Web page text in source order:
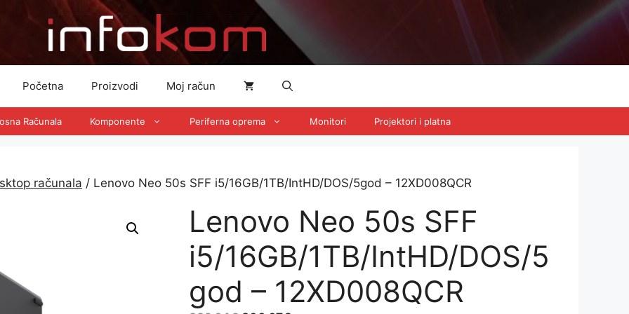
Početna Proizvodi Moj račun
Računala Komponente Periferna oprema Monitori Projektori i platna
računala / Lenovo Neo 50s SFF i5/16GB/1TB/IntHD/DOS/5god – 12XD008QCR
Lenovo Neo 50s SFF
i5/16GB/1TB/IntHD/DOS/5
god – 12XD008QCR